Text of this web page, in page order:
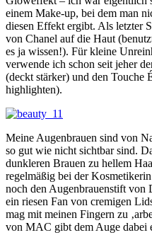
einem Make-up, bei dem man
diesen Effekt ergibt. Als letzter
von Chanel auf die Haut
es ja wissen!). Für kleine
verwende ich schon seit jeher
(deckt stärker) und den Touche
highlighten).
Meine Augenbrauen sind von
so gut wie nicht sichtbar sind.
dunkleren Brauen zu hellem
regelmäßig bei der
noch den Augenbrauenstift von
ein riesen Fan von cremigen
mag mit meinen Fingern zu
von MAC gibt dem Auge dabei